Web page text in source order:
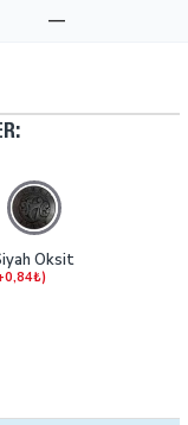
Oksit
—